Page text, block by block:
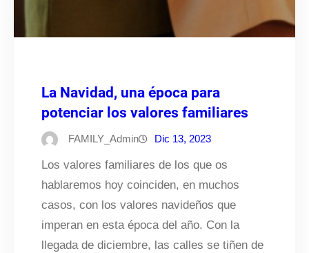
La Navidad, una época para
potenciar los valores familiares
FAMILY_Admin Dic 13, 2023
Los valores familiares de los que os
hablaremos hoy coinciden, en muchos
casos, con los valores navideños que
imperan en esta época del año. Con la
llegada de diciembre, las calles se tiñen de